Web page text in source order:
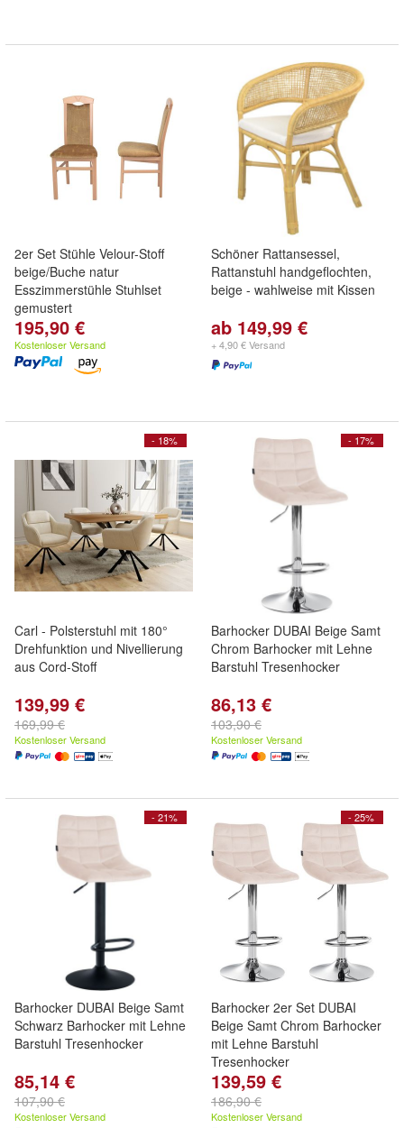
2er Set Stühle Velour-Stoff
beige/Buche natur
Esszimmerstühle Stuhlset
gemustert
195,90 €
Kostenloser Versand
Schöner Rattansessel,
Rattanstuhl handgeflochten,
beige - wahlweise mit Kissen
ab 149,99 €
+ 4,90 € Versand
- 18%
Carl - Polsterstuhl mit 180°
Drehfunktion und Nivellierung
aus Cord-Stoff
139,99 €
169,99 €
Kostenloser Versand
- 17%
Barhocker DUBAI Beige Samt
Chrom Barhocker mit Lehne
Barstuhl Tresenhocker
86,13 €
103,90 €
Kostenloser Versand
- 21%
Barhocker DUBAI Beige Samt
Schwarz Barhocker mit Lehne
Barstuhl Tresenhocker
85,14 €
107,90 €
Kostenloser Versand
- 25%
Barhocker 2er Set DUBAI
Beige Samt Chrom Barhocker
mit Lehne Barstuhl
Tresenhocker
139,59 €
186,90 €
Kostenloser Versand